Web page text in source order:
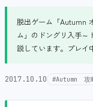
脱出ゲーム「Autumn
ム」のドングリ入手～
説しています。プレイ
2017.10.10 #Autumn 攻